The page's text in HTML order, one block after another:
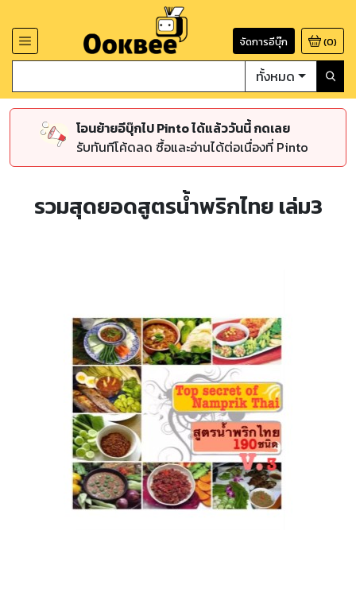
จัดการอีบุ๊ก (0)
ทั้งหมด
โอนย้ายอีบุ๊กไป Pinto ได้แล้ววันนี้ กดเลย
รับทันทีโค้ดลด ซื้อและอ่านได้ต่อเนื่องที่ Pinto
รวมสุดยอดสูตรน้ำพริกไทย เล่ม3